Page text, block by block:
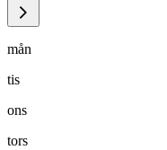
mån
tis
ons
tors